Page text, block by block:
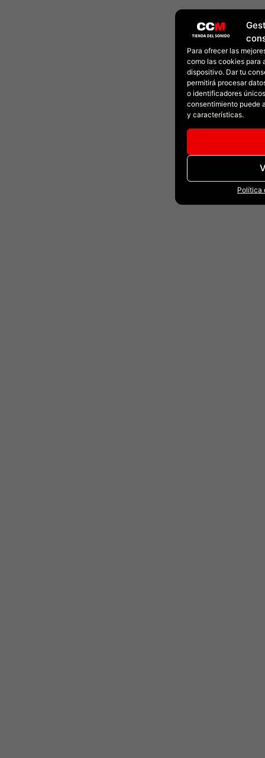
Para ofrecer las
como las cookies para
dispositivo. Dar tu
permitirá procesar
o identificadores
consentimiento puede
y características.
Política